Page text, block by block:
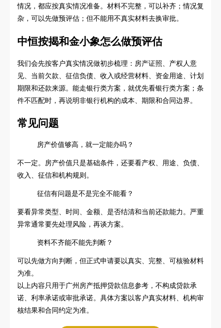
情况，都应按真实情况准备。材料不完整，可以补齐；情况复
杂，可以先做预评估；但不能用不真实材料去换审批。
中恒按揭和金小象怎么做预评估
我们会先按客户真实情况做初步梳理：房产证照、产权人意
见、当前欠款、征信负债、收入或经营材料、资金用途、计划
期限和还款来源。能走银行类方案，就优先看银行类方案；条
件不匹配时，再说明非银行机构的成本、期限和合同边界。
常见问题
房产价值够高，就一定能办吗？
不一定。房产价值只是基础条件，还要看产权、用途、负债、
收入、征信和机构规则。
征信有问题是不是完全不能看？
要看异常类型、时间、金额、是否结清和当前还款能力。严重
异常通常要先处理风险，再谈方案。
资料不齐能不能先判断？
可以先做方向判断，但正式申请要以真实、完整、可核验材料
为准。
以上内容只用于广州房产抵押贷款信息参考，不构成贷款承
诺、利率承诺或审批承诺。具体方案以客户真实材料、机构审
核结果和合同约定为准。